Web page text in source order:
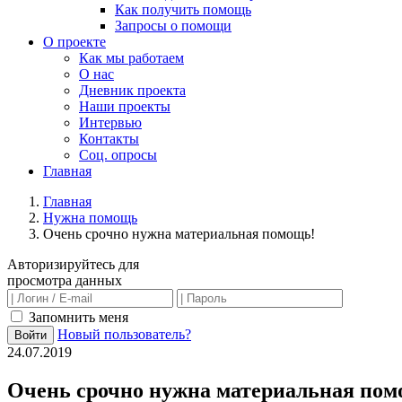
Как получить помощь
Запросы о помощи
О проекте
Как мы работаем
О нас
Дневник проекта
Наши проекты
Интервью
Контакты
Соц. опросы
Главная
Главная
Нужна помощь
Очень срочно нужна материальная помощь!
Авторизируйтесь для
просмотра данных
Запомнить меня
Войти
Новый пользователь?
24.07.2019
Очень срочно нужна материальная